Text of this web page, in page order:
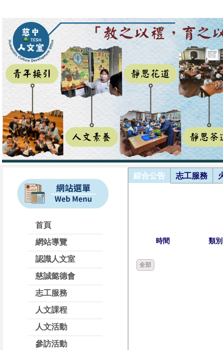
首頁
網站導覽
認識人文室
慈誠懿德會
志工服務
人文課程
人文活動
參訪活動
綜合公告 志工服務
時間 類別
全部